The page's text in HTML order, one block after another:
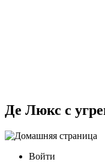
Де Люкс с
Войти